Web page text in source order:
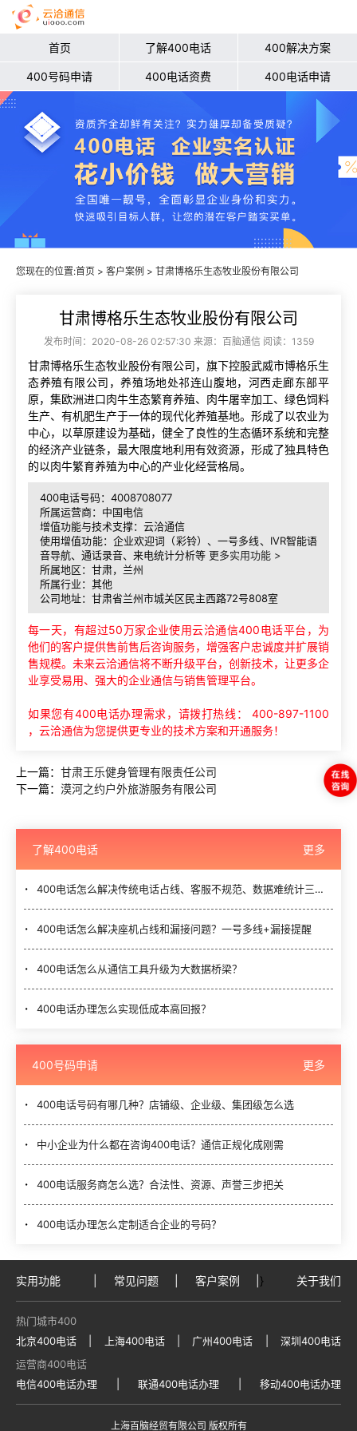
首页 了解400电话 400解决方案
400号码申请 400电话资费 400电话申请
您现在的位置:首页 > 客户案例 > 甘肃博格乐生态牧业股份有限公司
甘肃博格乐生态牧业股份有限公司
发布时间：2020-08-26 02:57:30 来源：百脑通信 阅读：1359
甘肃博格乐生态牧业股份有限公司，旗下控股武威市博格乐生
态养殖有限公司，养殖场地处祁连山腹地，河西走廊东部平
原，集欧洲进口肉牛生态繁育养殖、肉牛屠宰加工、绿色饲料
生产、有机肥生产于一体的现代化养殖基地。形成了以农业为
中心，以草原建设为基础，健全了良性的生态循环系统和完整
的经济产业链条，最大限度地利用有效资源，形成了独具特色
的以肉牛繁育养殖为中心的产业化经营格局。
400电话号码：4008708077
所属运营商：中国电信
增值功能与技术支撑：云洽通信
使用增值功能：企业欢迎词（彩铃）、一号多线、IVR智能语
音导航、通话录音、来电统计分析等 更多实用功能 >
所属地区：甘肃，兰州
所属行业：其他
公司地址：甘肃省兰州市城关区民主西路72号808室
每一天，有超过50万家企业使用云洽通信400电话平台，为
他们的客户提供售前售后咨询服务，增强客户忠诚度并扩展销
售规模。未来云洽通信将不断升级平台，创新技术，让更多企
业享受易用、强大的企业通信与销售管理平台。
如果您有400电话办理需求，请拨打热线： 400-897-1100
，云洽通信为您提供更专业的技术方案和开通服务！
上一篇： 甘肃王乐健身管理有限责任公司
下一篇： 漠河之约户外旅游服务有限公司
了解400电话 更多
400电话怎么解决传统电话占线、客服不规范、数据难统计三大难题？
400电话怎么解决座机占线和漏接问题？一号多线+漏接提醒
400电话怎么从通信工具升级为大数据桥梁？
400电话办理怎么实现低成本高回报？
400号码申请 更多
400电话号码有哪几种？店铺级、企业级、集团级怎么选
中小企业为什么都在咨询400电话？通信正规化成刚需
400电话服务商怎么选？合法性、资源、声誉三步把关
400电话办理怎么定制适合企业的号码？
实用功能 常见问题 客户案例 } 关于我们
热门城市400
北京400电话
上海400电话 广州400电话
深圳400电话
运营商400电话
电信400电话办理
联通400电话办理 移动400电话办理
上海百脑经贸有限公司 版权所有